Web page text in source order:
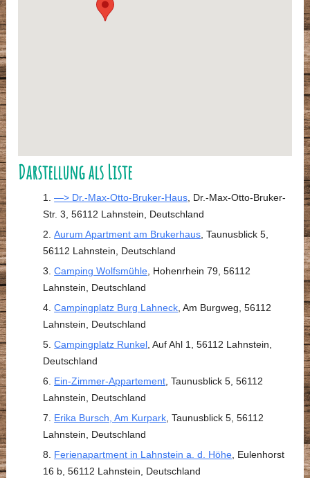
Darstellung als Liste
—> Dr.-Max-Otto-Bruker-Haus, Dr.-Max-Otto-Bruker-
Str. 3, 56112 Lahnstein, Deutschland
Aurum Apartment am Brukerhaus, Taunusblick 5,
56112 Lahnstein, Deutschland
Camping Wolfsmühle, Hohenrhein 79, 56112
Lahnstein, Deutschland
Campingplatz Burg Lahneck, Am Burgweg, 56112
Lahnstein, Deutschland
Campingplatz Runkel, Auf Ahl 1, 56112 Lahnstein,
Deutschland
Ein-Zimmer-Appartement, Taunusblick 5, 56112
Lahnstein, Deutschland
Erika Bursch, Am Kurpark, Taunusblick 5, 56112
Lahnstein, Deutschland
Ferienapartment in Lahnstein a. d. Höhe, Eulenhorst
16 b, 56112 Lahnstein, Deutschland